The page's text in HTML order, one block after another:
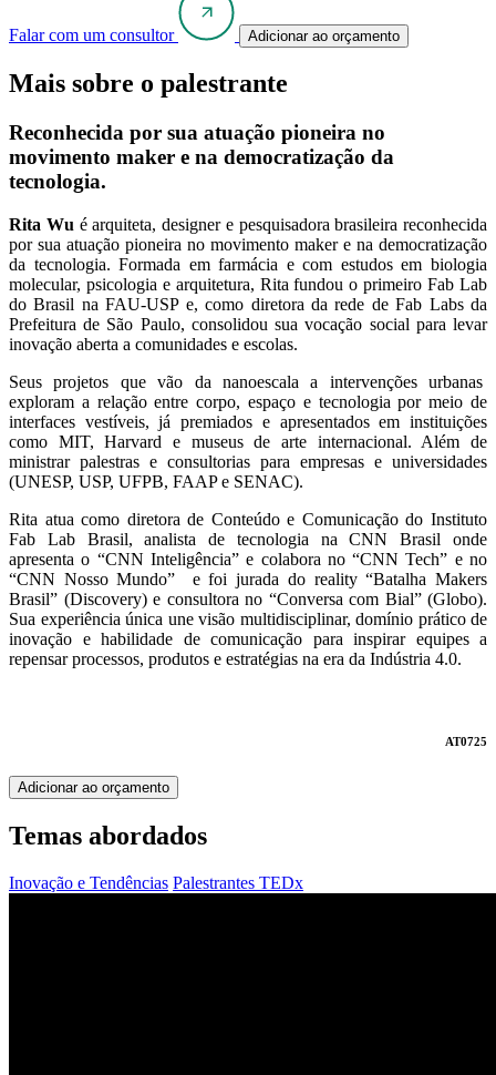
Falar com um consultor Adicionar ao orçamento
Mais sobre o palestrante
Reconhecida por sua atuação pioneira no
movimento maker e na democratização da
tecnologia.
Rita Wu é arquiteta, designer e pesquisadora brasileira reconhecida
por sua atuação pioneira no movimento maker e na democratização
da tecnologia. Formada em farmácia e com estudos em biologia
molecular, psicologia e arquitetura, Rita fundou o primeiro Fab Lab
do Brasil na FAU‑USP e, como diretora da rede de Fab Labs da
Prefeitura de São Paulo, consolidou sua vocação social para levar
inovação aberta a comunidades e escolas.
Seus projetos que vão da nanoescala a intervenções urbanas
exploram a relação entre corpo, espaço e tecnologia por meio de
interfaces vestíveis, já premiados e apresentados em instituições
como MIT, Harvard e museus de arte internacional. Além de
ministrar palestras e consultorias para empresas e universidades
(UNESP, USP, UFPB, FAAP e SENAC).
Rita atua como diretora de Conteúdo e Comunicação do Instituto
Fab Lab Brasil, analista de tecnologia na CNN Brasil onde
apresenta o “CNN Inteligência” e colabora no “CNN Tech” e no
“CNN Nosso Mundo” e foi jurada do reality “Batalha Makers
Brasil” (Discovery) e consultora no “Conversa com Bial” (Globo).
Sua experiência única une visão multidisciplinar, domínio prático de
inovação e habilidade de comunicação para inspirar equipes a
repensar processos, produtos e estratégias na era da Indústria 4.0.
AT0725
Adicionar ao orçamento
Temas abordados
Inovação e Tendências Palestrantes TEDx